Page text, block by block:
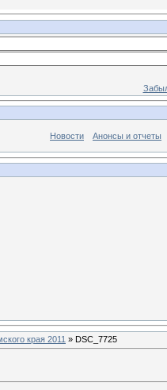
Новости Анонсы и отчеты
края 2011 » DSC_7725